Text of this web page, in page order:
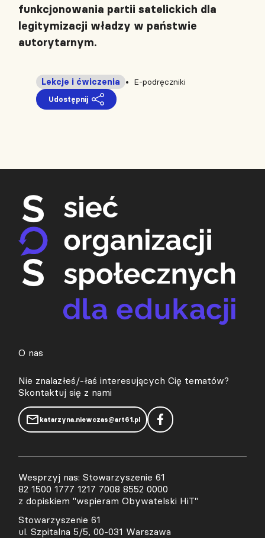
funkcjonowania partii satelickich dla
legitymizacji władzy w państwie
autorytarnym.
E-podręczniki
Lekcje i ćwiczenia
Udostępnij
O nas
Nie znalazłeś/-łaś interesujących Cię tematów?
Skontaktuj się z nami
katarzyna.niewczas@art61.pl
Wesprzyj nas: Stowarzyszenie 61
82 1500 1777 1217 7008 8552 0000
z dopiskiem "wspieram Obywatelski HiT"
Stowarzyszenie 61
ul. Szpitalna 5/5, 00-031 Warszawa